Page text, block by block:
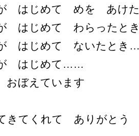
はじめて めを あけ
はじめて わらったと
はじめて ないたとき
はじめて……
ぼえています
きてくれて ありがとう